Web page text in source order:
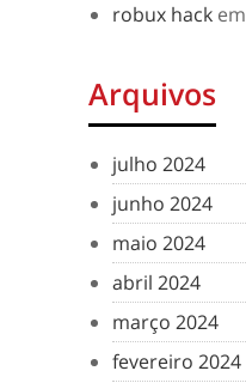
robux hack em
Arquivos
julho 2024
junho 2024
maio 2024
abril 2024
março 2024
fevereiro 2024